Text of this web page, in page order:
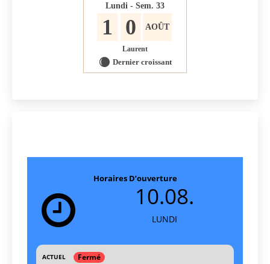
Lundi - Sem. 33
1 0 AOÛT
Laurent
X Dernier croissant
Horaires D’ouverture
10.08.
LUNDI
ACTUEL
Fermé